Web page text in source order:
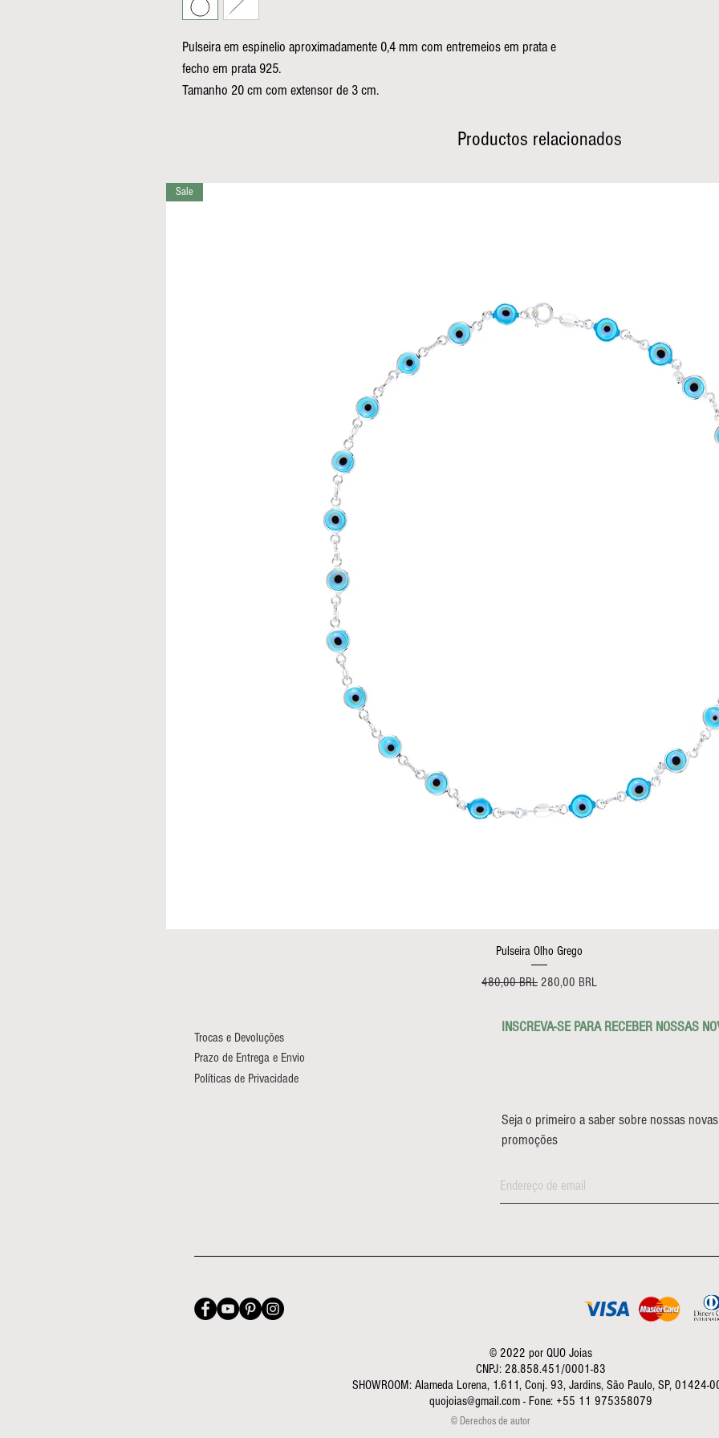
Pulseira em espinelio aproximadamente 0,4 mm com entremeios em prata e
fecho em prata 925.
Tamanho 20 cm com extensor de 3 cm.
Productos relacionados
Vista rápida
Sale
Pulseira Olho Grego
Precio
480,00 BRL Precio de oferta
280,00 BRL
Trocas e Devoluções
Prazo de Entrega e Envio
Políticas de Privacidade
INSCREVA-SE PARA RECEBER NOSSAS
Seja o primeiro a saber sobre nossas
promoções
© 2022 por QUO Joias
CNPJ: 28.858.451/0001-83
SHOWROOM: Alameda Lorena, 1.611, Conj. 93, Jardins, São Paulo, SP, 01424-
quojoias@gmail.com - Fone: +55 11 975358079
© Derechos de autor